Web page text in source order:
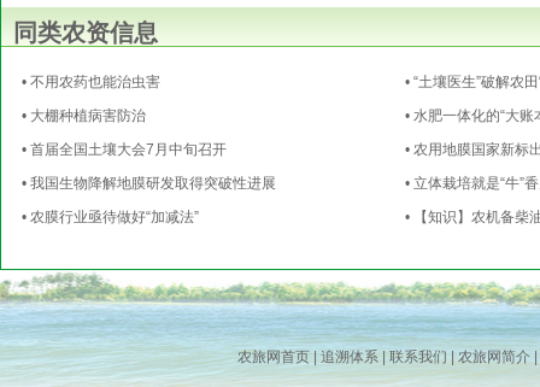
同类农资信息
• 不用农药也能治虫害
• “土壤医生”破解农
• 大棚种植病害防治
• 水肥一体化的“大
• 首届全国土壤大会7月中旬召开
• 农用地膜国家新标
• 我国生物降解地膜研发取得突破性进展
• 立体栽培就是“牛”
• 农膜行业亟待做好“加减法”
• 【知识】农机备柴
农旅网首页| 追溯体系 联系我们 农旅网简介